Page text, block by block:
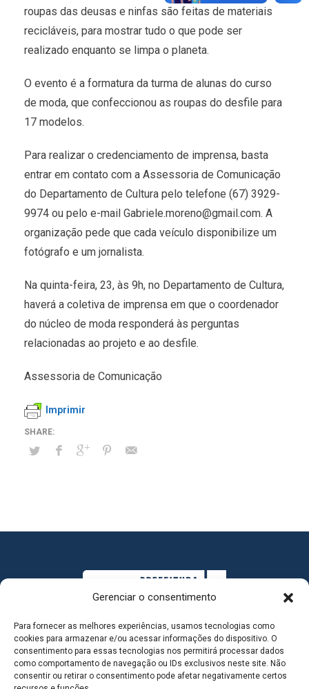
Gerenciar o consentimento
Para fornecer as melhores experiências, usamos tecnologias como
cookies para armazenar e/ou acessar informações do dispositivo. O
consentimento para essas tecnologias nos permitirá processar dados
como comportamento de navegação ou IDs exclusivos neste site. Não
consentir ou retirar o consentimento pode afetar negativamente certos
roupas das deusas e ninfas são feitas de materiais
recicláveis, para mostrar tudo o que pode ser
realizado enquanto se limpa o planeta.
O evento é a formatura da turma de alunas do curso
de moda, que confeccionou as roupas do desfile para
17 modelos.
Para realizar o credenciamento de imprensa, basta
entrar em contato com a Assessoria de Comunicação
do Departamento de Cultura pelo telefone (67) 3929-
9974 ou pelo e-mail Gabriele.moreno@gmail.com. A
organização pede que cada veículo disponibilize um
fotógrafo e um jornalista.
Na quinta-feira, 23, às 9h, no Departamento de Cultura,
haverá a coletiva de imprensa em que o coordenador
do núcleo de moda responderá às perguntas
relacionadas ao projeto e ao desfile.
Assessoria de Comunicação
Imprimir
MAPA DO SITE